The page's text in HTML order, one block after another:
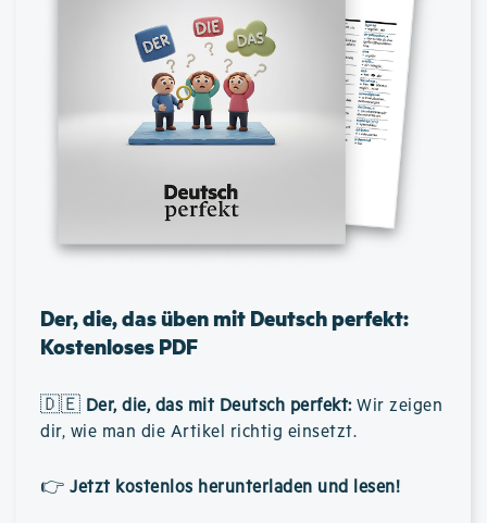
Der, die, das üben mit Deutsch perfekt:
Kostenloses PDF
🇩🇪 Der, die, das mit Deutsch perfekt: Wir zeigen
dir, wie man die Artikel richtig einsetzt.
👉 Jetzt kostenlos herunterladen und lesen!